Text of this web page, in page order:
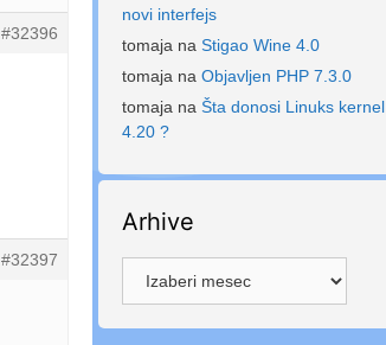
#32396
#32397
novi interfejs
tomaja na Stigao Wine 4.0
tomaja na Objavljen PHP 7.3.0
tomaja na Šta donosi Linuks kernel
4.20 ?
Arhive